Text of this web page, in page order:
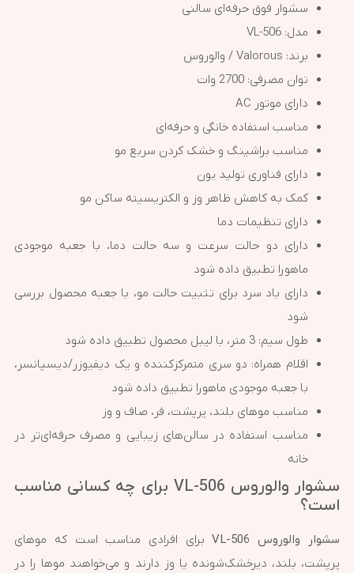
سشوار فوق حرفه‌ای سالنی
مدل: VL-506
برند: Valorous / والوروس
توان مصرفی: 2700 وات
دارای موتور AC
مناسب استفاده خانگی و حرفه‌ای
مناسب براشینگ و خشک کردن سریع مو
دارای فناوری تولید یون
کمک به کاهش ظاهر وز و الکتریسیته ساکن مو
دارای تنظیمات دما
دارای دو حالت سرعت و سه حالت دما، با جعبه موجودی
ماهورا تطبیق داده شود
دارای باد سرد برای تثبیت حالت مو، با جعبه محصول بررسی
شود
طول سیم: 3 متر، با لیبل محصول تطبیق داده شود
اقلام همراه: دو سری متمرکزکننده و یک دیفیوزر/دیسپانسر،
با جعبه موجودی ماهورا تطبیق داده شود
مناسب موهای بلند، پرپشت، فر، صاف و وز
مناسب استفاده در سالن‌های زیبایی و مصرف حرفه‌ای‌تر در
خانه
سشوار والوروس VL-506 برای چه کسانی مناسب
است؟
سشوار والوروس VL-506
برای افرادی مناسب است که موهای
پرپشت، بلند، دیرخشک‌شونده یا وز دارند و می‌خواهند موها را در